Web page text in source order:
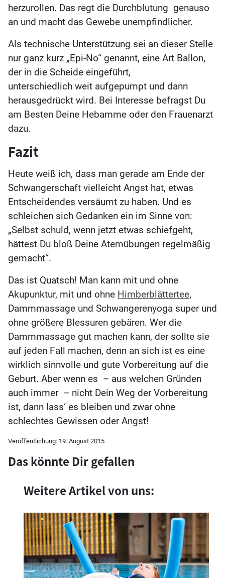
herzurollen. Das regt die Durchblutung genauso
an und macht das Gewebe unempfindlicher.
Als technische Unterstützung sei an dieser Stelle
nur ganz kurz „Epi-No“ genannt, eine Art Ballon,
der in die Scheide eingeführt,
unterschiedlich weit aufgepumpt und dann
herausgedrückt wird. Bei Interesse befragst Du
am Besten Deine Hebamme oder den Frauenarzt
dazu.
Fazit
Heute weiß ich, dass man gerade am Ende der
Schwangerschaft vielleicht Angst hat, etwas
Entscheidendes versäumt zu haben. Und es
schleichen sich Gedanken ein im Sinne von:
„Selbst schuld, wenn jetzt etwas schiefgeht,
hättest Du bloß Deine Atemübungen regelmäßig
gemacht“.
Das ist Quatsch! Man kann mit und ohne
Akupunktur, mit und ohne Himberblättertee,
Dammmassage und Schwangerenyoga super und
ohne größere Blessuren gebären. Wer die
Dammmassage gut machen kann, der sollte sie
auf jeden Fall machen, denn an sich ist es eine
wirklich sinnvolle und gute Vorbereitung auf die
Geburt. Aber wenn es – aus welchen Gründen
auch immer – nicht Dein Weg der Vorbereitung
ist, dann lass‘ es bleiben und zwar ohne
schlechtes Gewissen oder Angst!
Veröffentlichung: 19. August 2015
Das könnte Dir gefallen
Weitere Artikel von uns: